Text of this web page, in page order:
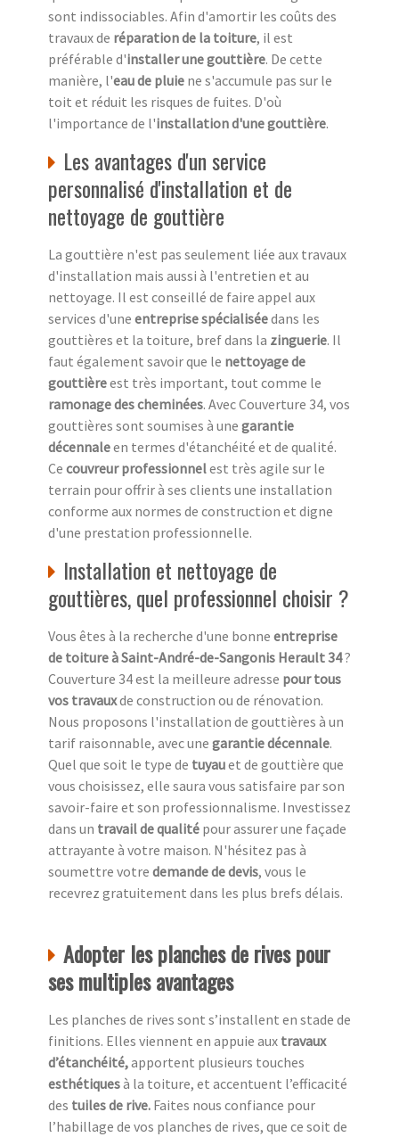
sont indissociables. Afin d'amortir les coûts des
travaux de réparation de la toiture, il est
préférable d'installer une gouttière. De cette
manière, l'eau de pluie ne s'accumule pas sur le
toit et réduit les risques de fuites. D'où
l'importance de l'installation d'une gouttière.
Les avantages d'un service
personnalisé d'installation et de
nettoyage de gouttière
La gouttière n'est pas seulement liée aux travaux
d'installation mais aussi à l'entretien et au
nettoyage. Il est conseillé de faire appel aux
services d'une entreprise spécialiséedans les
gouttières et la toiture, bref dans la zinguerie. Il
faut également savoir que le nettoyage de
gouttièreest très important, tout comme le
ramonage des cheminées. Avec Couverture 34, vos
gouttières sont soumises à une garantie
décennaleen termes d'étanchéité et de qualité.
Ce couvreur professionnelest très agile sur le
terrain pour offrir à ses clients une installation
conforme aux normes de construction et digne
d'une prestation professionnelle.
Installation et nettoyage de
gouttières, quel professionnel choisir ?
Vous êtes à la recherche d'une bonne entreprise
de toiture à Saint-André-de-Sangonis Herault 34?
Couverture 34 est la meilleure adresse pour tous
vos travauxde construction ou de rénovation.
Nous proposons l'installation de gouttières à un
tarif raisonnable, avec une garantie décennale.
Quel que soit le type de tuyauet de gouttière que
vous choisissez, elle saura vous satisfaire par son
savoir-faire et son professionnalisme. Investissez
dans un travail de qualité pour assurer une façade
attrayante à votre maison. N'hésitez pas à
soumettre votre demande de devis, vous le
recevrez gratuitement dans les plus brefs délais.
Adopter les planches de rives pour
ses multiples avantages
Les planches de rives sont s’installent en stade de
finitions. Elles viennent en appuie aux travaux
d’étanchéité,apportent plusieurs touches
esthétiquesà la toiture, et accentuent l’efficacité
des tuiles de rive. Faites nous confiance pour
l’habillage de vos planches de rives, que ce soit de